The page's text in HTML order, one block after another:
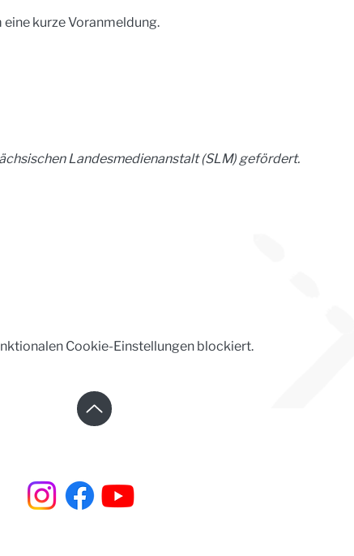
kurze Voranmeldung.
Landesmedienanstalt (SLM) gefördert.
Cookie-Einstellungen blockiert.